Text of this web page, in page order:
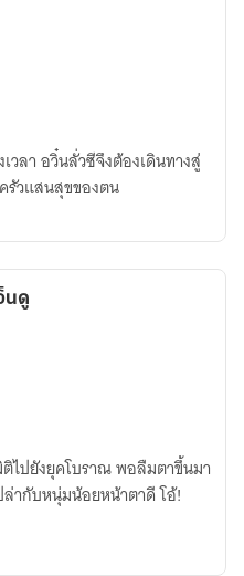
วลา อวิ๋นลั่วซีจึงต้องเดินทางสู่
รัวแสนสุขของตน
นดู
ไปยังยุคโบราณ พอลืมตาขึ้นมา
ากับหนุ่มน้อยหน้าตาดี โอ้!